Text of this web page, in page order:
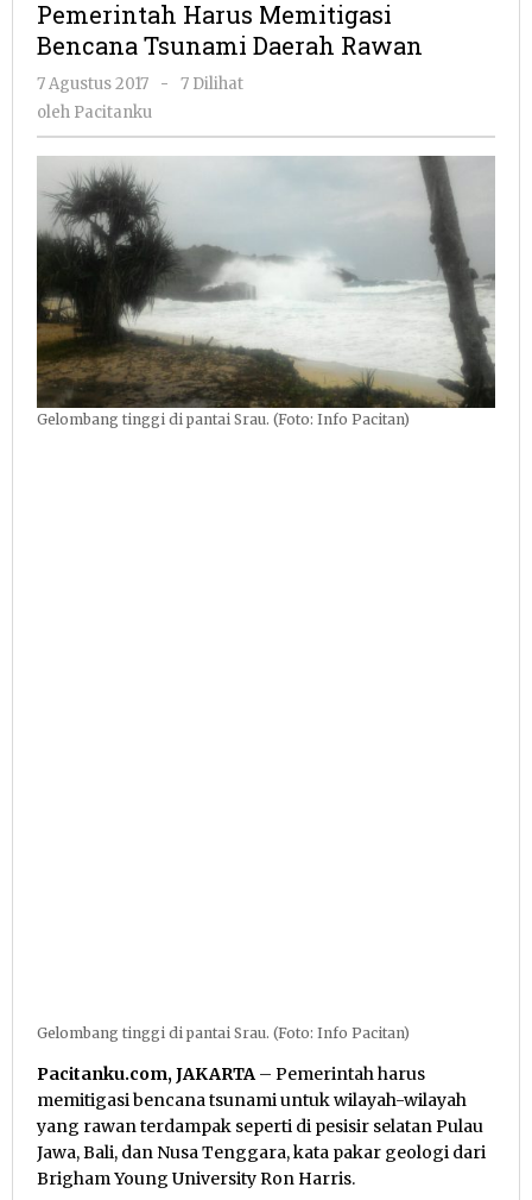
Pemerintah Harus Memitigasi
Bencana Tsunami Daerah Rawan
7 Agustus 2017
oleh
-
7 Dilihat
oleh Pacitanku
Gelombang tinggi di pantai Srau. (Foto: Info Pacitan)
Gelombang tinggi di pantai Srau. (Foto: Info Pacitan)
Pacitanku.com, JAKARTA – Pemerintah harus
memitigasi bencana tsunami untuk wilayah-wilayah
yang rawan terdampak seperti di pesisir selatan Pulau
Jawa, Bali, dan Nusa Tenggara, kata pakar geologi dari
Brigham Young University Ron Harris.